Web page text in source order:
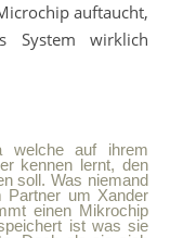
auftaucht,
System wirklich
welche auf ihrem
kennen lernt, den
soll. Was niemand
um Xander
einen Mikrochip
ist was sie